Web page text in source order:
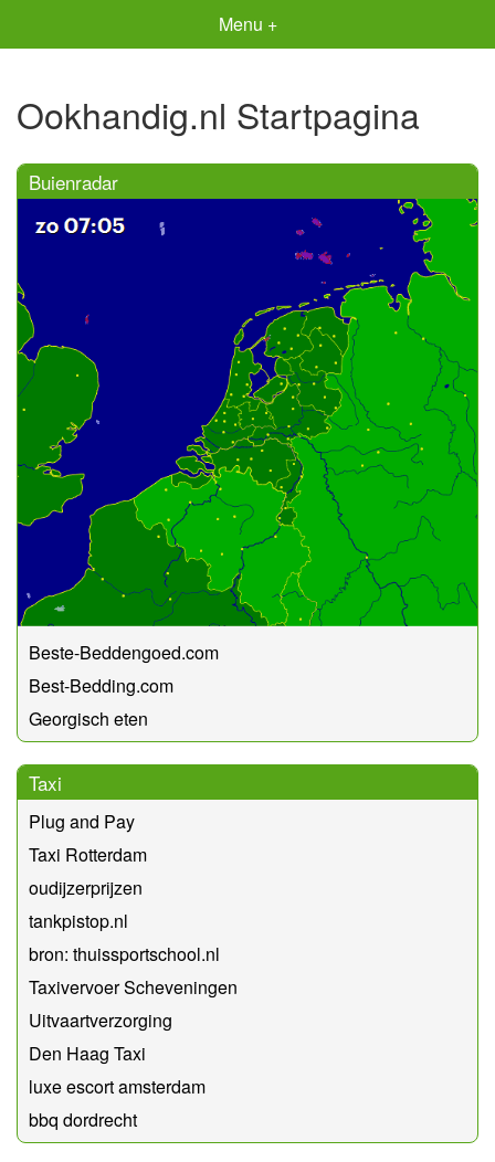
Menu +
Ookhandig.nl Startpagina
Buienradar
Beste-Beddengoed.com
Best-Bedding.com
Georgisch eten
Taxi
Plug and Pay
Taxi Rotterdam
oudijzerprijzen
tankpistop.nl
bron: thuissportschool.nl
Taxivervoer Scheveningen
Uitvaartverzorging
Den Haag Taxi
luxe escort amsterdam
bbq dordrecht